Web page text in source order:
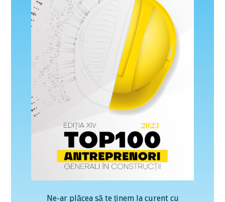
Ne-ar plăcea să te ținem la curent cu